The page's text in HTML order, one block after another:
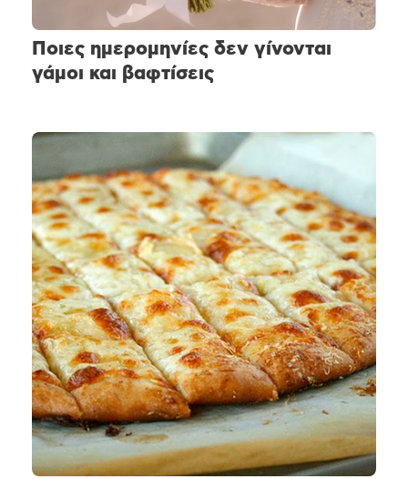
Ποιες ημερομηνίες δεν γίνονται
γάμοι και βαφτίσεις